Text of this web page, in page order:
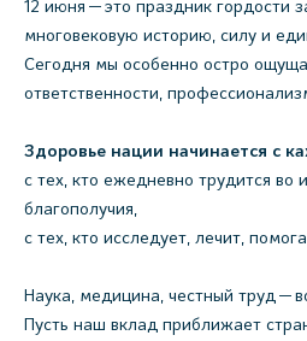
12 июня — это праздник гордости
многовековую историю, силу и
Сегодня мы особенно остро
ответственности,
Здоровье нации начинается с
с тех, кто ежедневно трудится во
благополучия,
с тех, кто исследует, лечит,
Наука, медицина, честный труд —
Пусть наш вклад приближает